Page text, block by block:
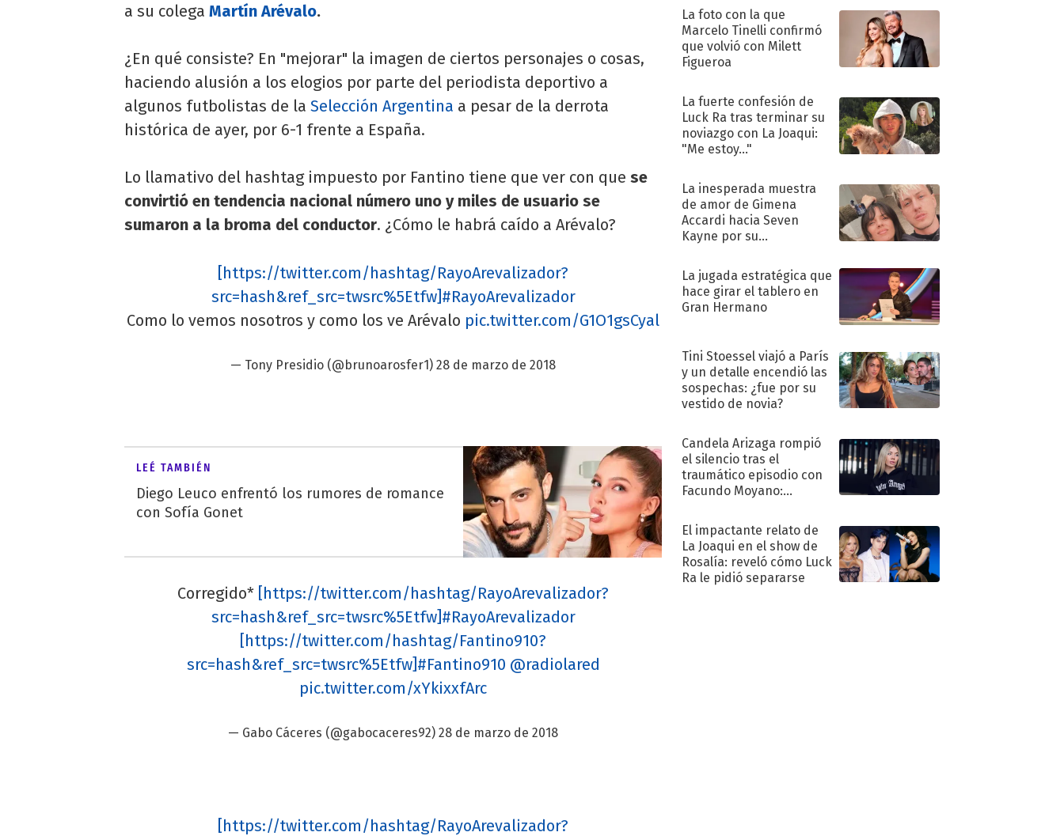
a su colega Martín Arévalo.
¿En qué consiste? En "mejorar" la imagen de ciertos personajes o cosas,
haciendo alusión a los elogios por parte del periodista deportivo a
algunos futbolistas de la Selección Argentina a pesar de la derrota
histórica de ayer, por 6-1 frente a España.
Lo llamativo del hashtag impuesto por Fantino tiene que ver con que se
convirtió en tendencia nacional número uno y miles de usuario se
sumaron a la broma del conductor. ¿Cómo le habrá caído a Arévalo?
[https://twitter.com/hashtag/RayoArevalizador?
src=hash&ref_src=twsrc%5Etfw]#RayoArevalizador
Como lo vemos nosotros y como los ve Arévalo pic.twitter.com/G1O1gsCyal
— Tony Presidio (@brunoarosfer1)28 de marzo de 2018
LEÉ TAMBIÉN
Diego Leuco enfrentó los rumores de romance
con Sofía Gonet
Corregido* [https://twitter.com/hashtag/RayoArevalizador?
src=hash&ref_src=twsrc%5Etfw]#RayoArevalizador
[https://twitter.com/hashtag/Fantino910?
src=hash&ref_src=twsrc%5Etfw]#Fantino910 @radiolared
pic.twitter.com/xYkixxfArc
— Gabo Cáceres (@gabocaceres92)28 de marzo de 2018
[https://twitter.com/hashtag/RayoArevalizador?
La foto con la que
Marcelo Tinelli confirmó
que volvió con Milett
Figueroa
La fuerte confesión de
Luck Ra tras terminar su
noviazgo con La Joaqui:
"Me estoy..."
La inesperada muestra
de amor de Gimena
Accardi hacia Seven
Kayne por su
La jugada estratégica que
hace girar el tablero en
Gran Hermano
Tini Stoessel viajó a París
y un detalle encendió las
sospechas: ¿fue por su
vestido de novia?
Candela Arizaga rompió
el silencio tras el
traumático episodio con
Facundo Moyano:
El impactante relato de
La Joaqui en el show de
Rosalía: reveló cómo Luck
Ra le pidió separarse